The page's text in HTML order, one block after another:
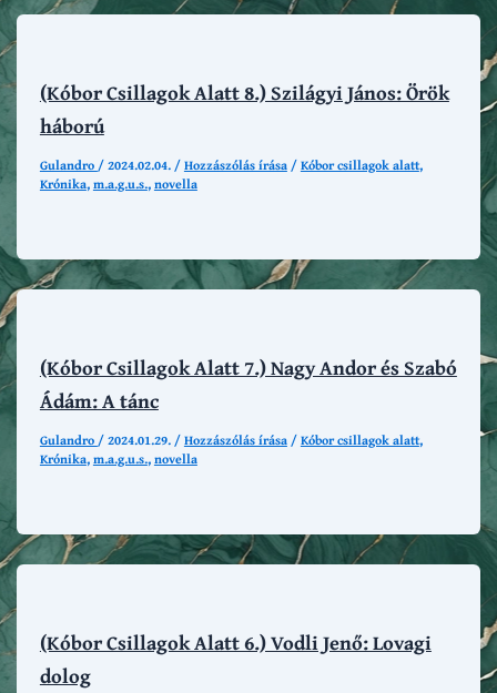
(Kóbor Csillagok Alatt 8.) Szilágyi János: Örök
háború
Gulandro /2024.02.04. /Hozzászólás írása /Kóbor csillagok alatt,
Krónika,m.a.g.u.s.,novella
(Kóbor Csillagok Alatt 7.) Nagy Andor és Szabó
Ádám: A tánc
Gulandro /2024.01.29. /Hozzászólás írása /Kóbor csillagok alatt,
Krónika,m.a.g.u.s.,novella
(Kóbor Csillagok Alatt 6.) Vodli Jenő: Lovagi
dolog